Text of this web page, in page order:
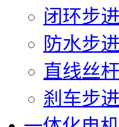
闭环步
防水步
直线丝
刹车步